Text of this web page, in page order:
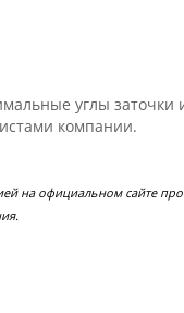
углы заточки
компании.
на официальном сайте